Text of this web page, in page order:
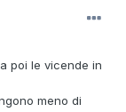
poi le vicende in
meno di